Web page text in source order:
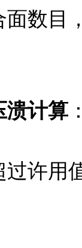
面数目
溃计算
过许用